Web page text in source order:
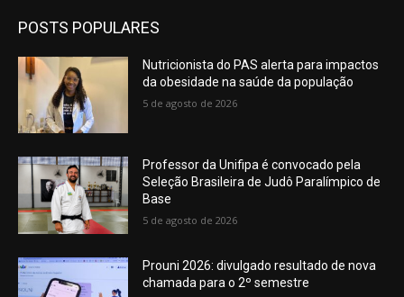
POSTS POPULARES
Nutricionista do PAS alerta para impactos
da obesidade na saúde da população
5 de agosto de 2026
Professor da Unifipa é convocado pela
Seleção Brasileira de Judô Paralímpico de
Base
5 de agosto de 2026
Prouni 2026: divulgado resultado de nova
chamada para o 2º semestre